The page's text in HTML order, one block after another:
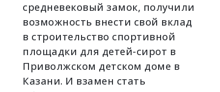
средневековый замок, получили
возможность внести свой вклад
в строительство спортивной
площадки для детей-сирот в
Приволжском детском доме в
Казани. И взамен стать